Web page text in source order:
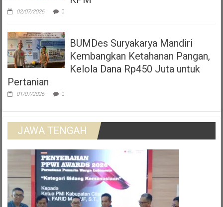
02/07/2026 0
BUMDes Suryakarya Mandiri
Kembangkan Ketahanan Pangan,
Kelola Dana Rp450 Juta untuk
Pertanian
01/07/2026 0
JAWA TENGAH